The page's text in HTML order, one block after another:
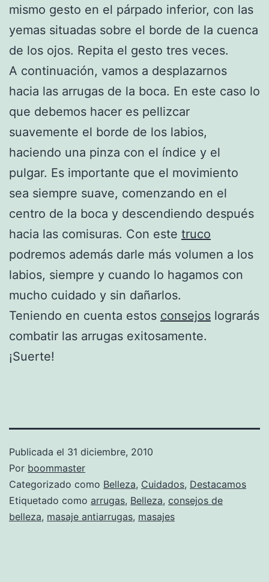
mismo gesto en el párpado inferior, con las
yemas situadas sobre el borde de la cuenca
de los ojos. Repita el gesto tres veces.
A continuación, vamos a desplazarnos
hacia las arrugas de la boca. En este caso lo
que debemos hacer es pellizcar
suavemente el borde de los labios,
haciendo una pinza con el índice y el
pulgar. Es importante que el movimiento
sea siempre suave, comenzando en el
centro de la boca y descendiendo después
hacia las comisuras. Con este truco
podremos además darle más volumen a los
labios, siempre y cuando lo hagamos con
mucho cuidado y sin dañarlos.
Teniendo en cuenta estos consejos lograrás
combatir las arrugas exitosamente.
¡Suerte!
Publicada el 31 diciembre, 2010
Por boommaster
Categorizado como Belleza, Cuidados, Destacamos
Etiquetado como arrugas, Belleza, consejos de
belleza, masaje antiarrugas, masajes